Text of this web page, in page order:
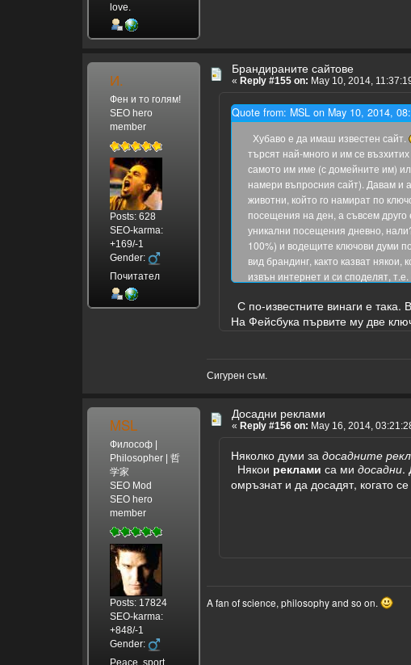
love.
И.
Фен и то голям!
SEO hero
member
Posts: 628
SEO-karma:
+169/-1
Gender:
Почитател
Брандираните сайтове
« Reply #155 on: May 10, 2014,
Quote from: MSL on May 10, 2014,
Хубаво е да имаш известен сайт.
търсят най-много и им се
самото им име (с домейните им)
намери въпросния сайт). Давам и
животни, който го намират по
посещения на ден, а съвсем
уникални посещения дневно,
100%) и водещите ключови думи
вид брандинг, както казват
извън интернет и си споделят, т.е.
С по-известните винаги е така.
На Фейсбука първите му две
Сигурен съм.
MSL
Философ |
Philosopher | 哲
学家
SEO Mod
SEO hero
member
Posts: 17824
SEO-karma:
+848/-1
Gender:
Peace, sport,
Досадни реклами
« Reply #156 on: May 16, 2014,
Няколко думи за досадните
Някои реклами са ми досадни.
омръзнат и да досадят, когато
A fan of science, philosophy and so on.